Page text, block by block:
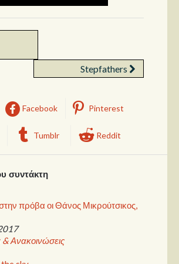
Stepfathers
Facebook Pinterest
Tumblr Reddit
συντάκτη
πρόβα οι Θάνος Μικρούτσικος,
Ανακοινώσεις